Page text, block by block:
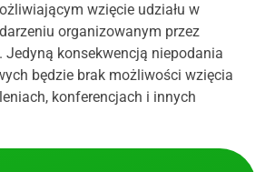
wzięcie udziału w
organizowanym przez
Jedyną konsekwencją niepodania
będzie brak możliwości wzięcia
konferencjach i innych